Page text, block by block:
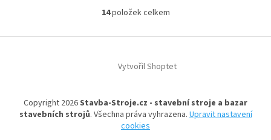
O
l
d
í
p
r
v
14položek celkem
Vytvořil Shoptet
Copyright 2026Stavba-Stroje.cz - stavební stroje a bazar
stavebních strojů. Všechna práva vyhrazena. Upravit nastavení
cookies